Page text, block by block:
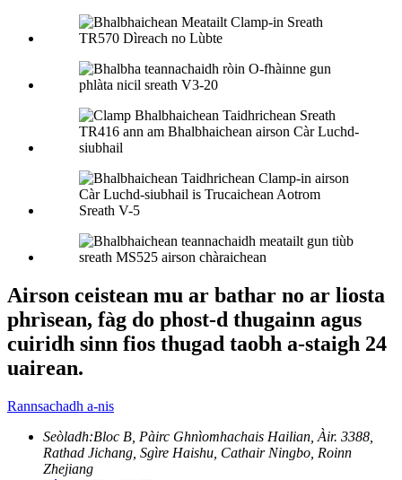
Airson ceistean mu ar bathar no ar liosta
phrìsean, fàg do phost-d thugainn agus
cuiridh sinn fios thugad taobh a-staigh 24
uairean.
Rannsachadh a-nis
Seòladh:Bloc B, Pàirc Ghnìomhachais Hailian, Àir. 3388,
Rathad Jichang, Sgìre Haishu, Cathair Ningbo, Roinn
Zhejiang